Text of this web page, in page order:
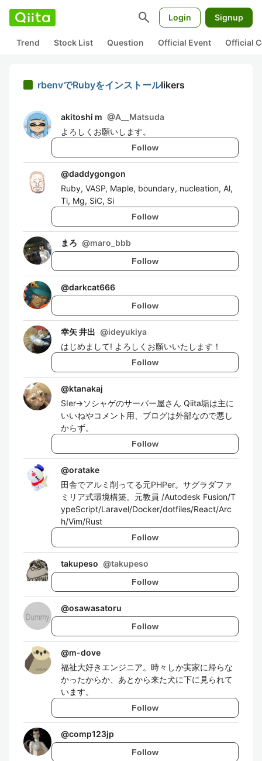
search Login Signup
Trend Stock List Question Official Event Official
rbenvでRubyをインストールlikers
akitoshi m @A__Matsuda
よろしくお願いします。
Follow
@daddygongon
Ruby, VASP, Maple, boundary, nucleation, Al,
Ti, Mg, SiC, Si
Follow
まろ @maro_bbb
Follow
@darkcat666
Follow
幸矢 井出 @ideyukiya
はじめまして! よろしくお願いいたします！
Follow
@ktanakaj
SIer→ソシャゲのサーバー屋さん Qiita垢は主に
いいねやコメント用、ブログは外部なので悪し
からず。
Follow
@oratake
田舎でアルミ削ってる元PHPer。サグラダファ
ミリア式環境構築。元教員 /Autodesk Fusion/T
ypeScript/Laravel/Docker/dotfiles/React/Arc
h/Vim/Rust
Follow
takupeso @takupeso
Follow
@osawasatoru
Follow
@m-dove
福祉大好きエンジニア。時々しか実家に帰らな
かったからか、あとから来た犬に下に見られて
います。
Follow
@comp123jp
Follow